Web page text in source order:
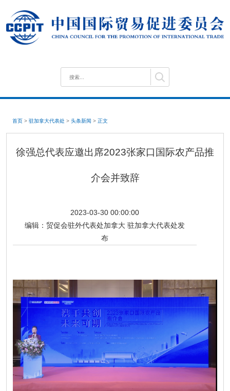
首页 > 驻加拿大代表处 > 头条新闻 > 正文
徐强总代表应邀出席2023张家口国际农产品推
介会并致辞
2023-03-30 00:00:00
编辑： 贸促会驻外代表处加拿大 驻加拿大代表处发
布